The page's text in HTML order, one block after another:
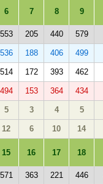
6 7 8 9
553 205 440 579
536 188 406 499
514 172 393 462
494 153 364 434
5 3 4 5
12 6 10 14
15 16 17 18
571 363 221 446